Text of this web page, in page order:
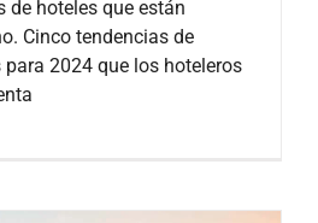
de hoteles que están
Cinco tendencias de
2024 que los hoteleros